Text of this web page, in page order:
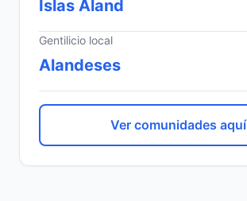
Islas Aland
Gentilicio local
Alandeses
Ver comunidades aquí